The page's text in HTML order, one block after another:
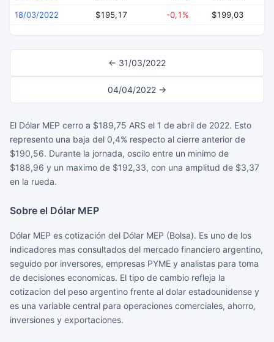
18/03/2022 $195,17 -0,1% $199,03
← 31/03/2022
04/04/2022 →
El Dólar MEP cerro a $189,75 ARS el 1 de abril de 2022. Esto
represento una baja del 0,4% respecto al cierre anterior de
$190,56. Durante la jornada, oscilo entre un minimo de
$188,96 y un maximo de $192,33, con una amplitud de $3,37
en la rueda.
Sobre el Dólar MEP
Dólar MEP es cotización del Dólar MEP (Bolsa). Es uno de los
indicadores mas consultados del mercado financiero argentino,
seguido por inversores, empresas PYME y analistas para toma
de decisiones economicas. El tipo de cambio refleja la
cotizacion del peso argentino frente al dolar estadounidense y
es una variable central para operaciones comerciales, ahorro,
inversiones y exportaciones.